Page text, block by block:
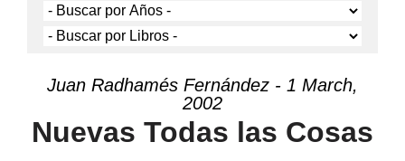
Juan Radhamés Fernández - 1 March,
2002
Nuevas Todas las Cosas